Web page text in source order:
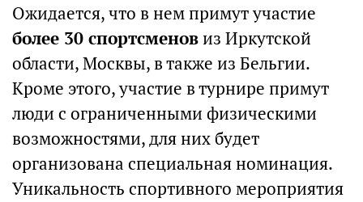
Ожидается, что в нем примут участие
более 30 спортсменовиз Иркутской
области, Москвы, в также из Бельгии.
Кроме этого, участие в турнире примут
люди с ограниченными физическими
возможностями, для них будет
организована специальная номинация.
Уникальность спортивного мероприятия